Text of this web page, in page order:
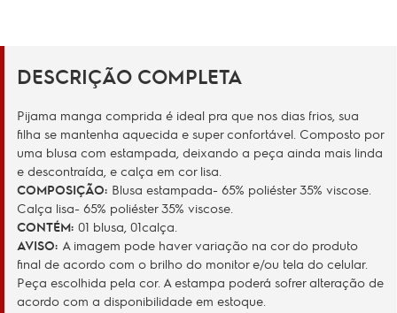
DESCRIÇÃO COMPLETA
Pijama manga comprida é ideal pra que nos dias frios, sua
filha se mantenha aquecida e super confortável. Composto por
uma blusa com estampada, deixando a peça ainda mais linda
e descontraída, e calça em cor lisa.
COMPOSIÇÃO: Blusa estampada- 65% poliéster 35% viscose.
Calça lisa- 65% poliéster 35% viscose.
CONTÉM: 01 blusa, 01calça.
AVISO: A imagem pode haver variação na cor do produto
final de acordo com o brilho do monitor e/ou tela do celular.
Peça escolhida pela cor. A estampa poderá sofrer alteração de
acordo com a disponibilidade em estoque.